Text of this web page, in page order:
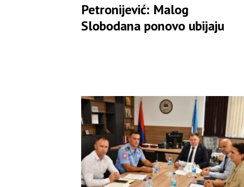
Petronijević: Malog
Slobodana ponovo ubijaju